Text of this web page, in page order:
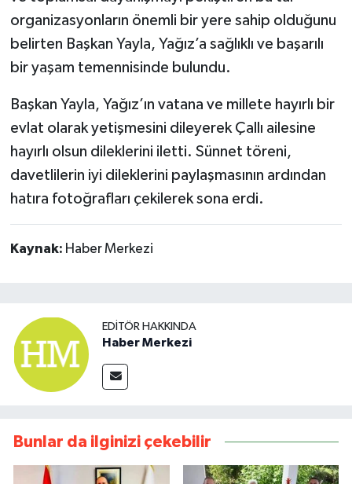
organizasyonların önemli bir yere sahip olduğunu
belirten Başkan Yayla, Yağız’a sağlıklı ve başarılı
bir yaşam temennisinde bulundu.
Başkan Yayla, Yağız’ın vatana ve millete hayırlı bir
evlat olarak yetişmesini dileyerek Çallı ailesine
hayırlı olsun dileklerini iletti. Sünnet töreni,
davetlilerin iyi dileklerini paylaşmasının ardından
hatıra fotoğrafları çekilerek sona erdi.
Kaynak: Haber Merkezi
EDITÖR HAKKINDA
Haber Merkezi
Bunlar da ilginizi çekebilir